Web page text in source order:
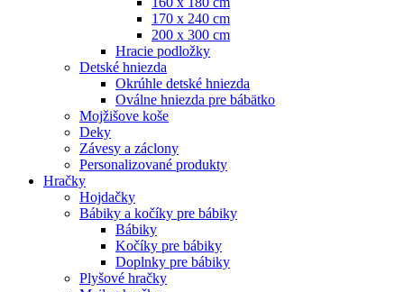
170 x 240 cm
200 x 300 cm
Hracie podložky
Detské hniezda
Okrúhle detské hniezda
Oválne hniezda pre bábätko
Mojžišove koše
Deky
Závesy a záclony
Personalizované produkty
Hračky
Hojdačky
Bábiky a kočíky pre bábiky
Bábiky
Kočíky pre bábiky
Doplnky pre bábiky
Plyšové hračky